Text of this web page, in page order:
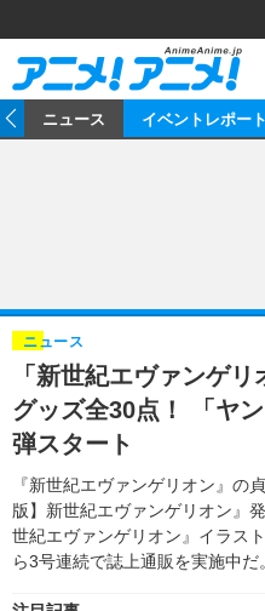
ゲーム
イベント
海外イベント
俳優・タレント
ビジネス
アニメ
書評
ゲーム
動画
アニメ
アニメ！アニメ！TV
連載・コラム
ニュース イベントレポート
「新世紀エヴァンゲ
グッズ全30点！ 「ヤ
弾スタート
『新世紀エヴァンゲリオン』の
版】新世紀エヴァンゲリオン』
世紀エヴァンゲリオン』イラス
ら3号連続で誌上通販を実施中だ。
ニュース